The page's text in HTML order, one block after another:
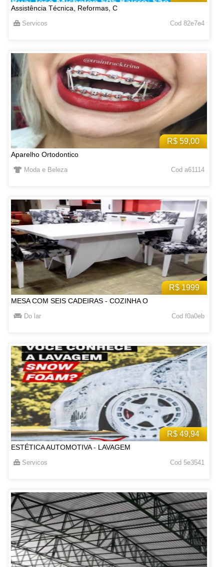
Assistência Técnica, Reformas, C
Servicos Cod 82e7e4
R$ 59,00
Aparelho Ortodontico
Moda e Beleza Cod a61114
R$ 1999
MESA COM SEIS CADEIRAS - COZINHA O
Do lar Cod f0a0eb
R$ 49,94
ESTÉTICA AUTOMOTIVA - LAVAGEM
Servicos Cod 5e3541